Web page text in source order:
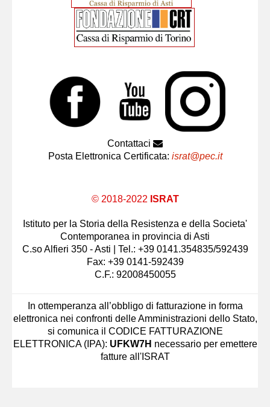
Contattaci
Posta Elettronica Certificata: israt@pec.it
© 2018-2022 ISRAT
Istituto per la Storia della Resistenza e della Societa'
Contemporanea in provincia di Asti
C.so Alfieri 350 - Asti | Tel.: +39 0141.354835/592439
Fax: +39 0141-592439
C.F.: 92008450055
In ottemperanza all’obbligo di fatturazione in forma
elettronica nei confronti delle Amministrazioni dello Stato,
si comunica il CODICE FATTURAZIONE
ELETTRONICA (IPA): UFKW7H necessario per emettere
fatture all'ISRAT